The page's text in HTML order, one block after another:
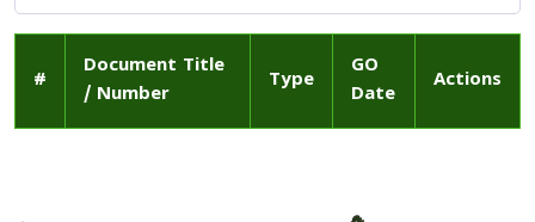
#
Document Title
/ Number
Type
GO
Date
Actions